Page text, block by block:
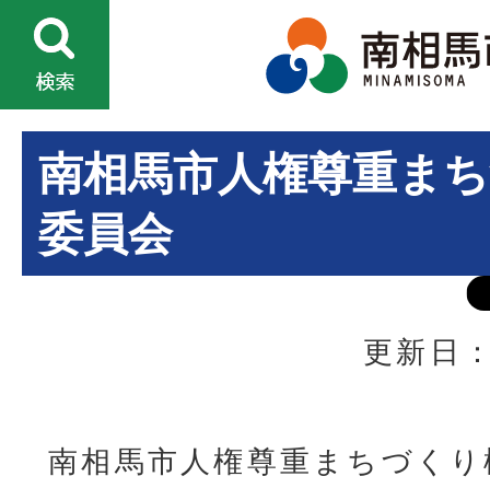
南相馬市人権尊重ま
委員会
更新日
南相馬市人権尊重まちづく